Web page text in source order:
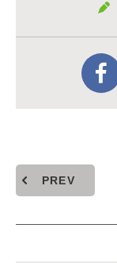
PREV